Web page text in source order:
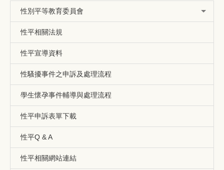
性別平等教育委員會
性平相關法規
性平宣導資料
性騷擾事件之申訴及處理流程
學生懷孕事件輔導與處理流程
性平申訴表單下載
性平Q & A
性平相關網站連結